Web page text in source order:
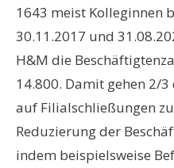
1643 meist Kolleginnen
30.11.2017 und
H&M die
14.800. Damit gehen 2/
auf Filialschließungen
Reduzierung der
indem beispielsweise